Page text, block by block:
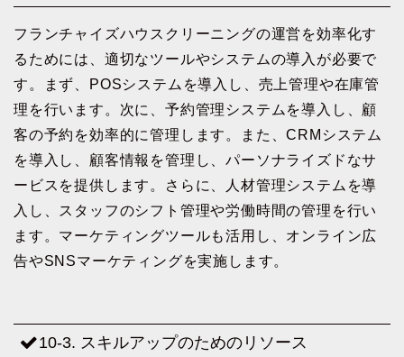
フランチャイズハウスクリーニングの運営を効率化す
るためには、適切なツールやシステムの導入が必要で
す。まず、POSシステムを導入し、売上管理や在庫管
理を行います。次に、予約管理システムを導入し、顧
客の予約を効率的に管理します。また、CRMシステム
を導入し、顧客情報を管理し、パーソナライズドなサ
ービスを提供します。さらに、人材管理システムを導
入し、スタッフのシフト管理や労働時間の管理を行い
ます。マーケティングツールも活用し、オンライン広
告やSNSマーケティングを実施します。
10-3. スキルアップのためのリソース